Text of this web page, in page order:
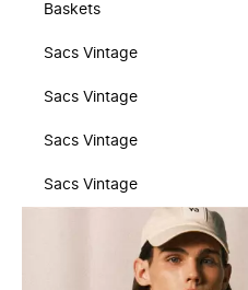
Baskets
Sacs Vintage
Sacs Vintage
Sacs Vintage
Sacs Vintage